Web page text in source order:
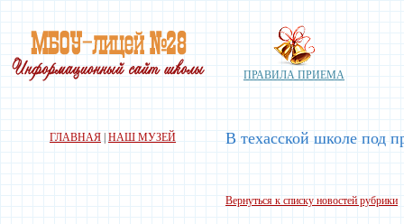
ПРАВИЛА ПРИЕМА
ГЛАВНАЯ НАШ МУЗЕЙ В техасской школе под
Вернуться к списку новостей рубрики